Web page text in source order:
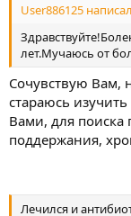
User886125
лет.Мучаюсь от
Сочувствую Вам,
стараюсь
Вами, для
поддержания,
Лечился и